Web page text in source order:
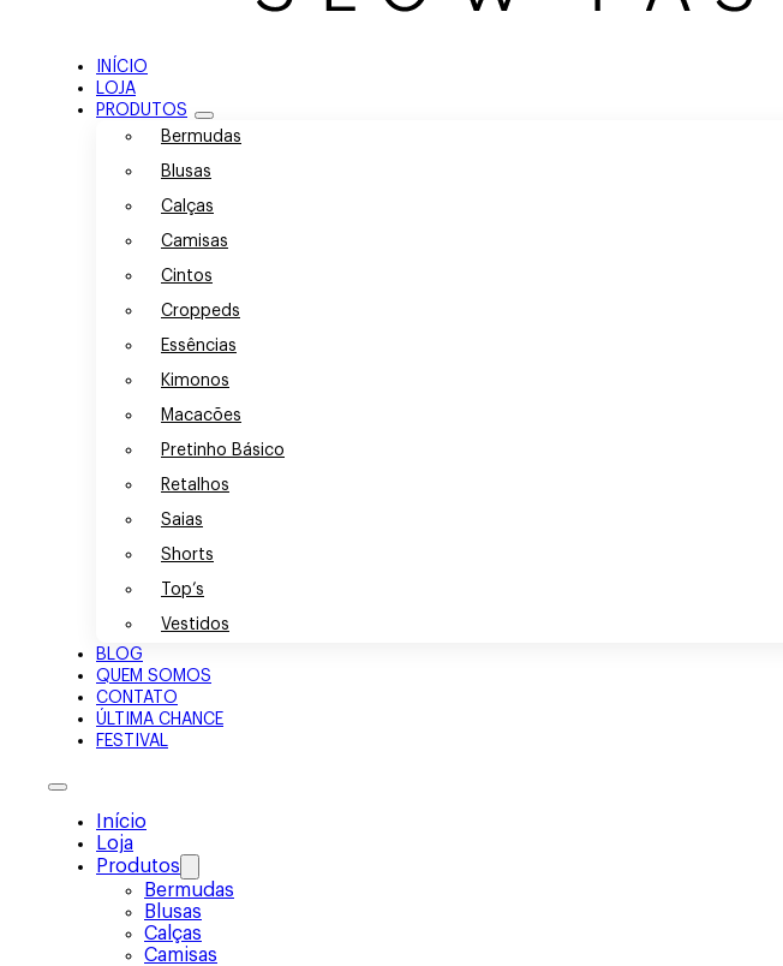
INÍCIO
LOJA
PRODUTOS
Bermudas
Blusas
Calças
Camisas
Cintos
Croppeds
Essências
Kimonos
Macacões
Pretinho Básico
Retalhos
Saias
Shorts
Top’s
Vestidos
BLOG
QUEM SOMOS
CONTATO
ÚLTIMA CHANCE
FESTIVAL
Início
Loja
Produtos
Bermudas
Blusas
Calças
Camisas